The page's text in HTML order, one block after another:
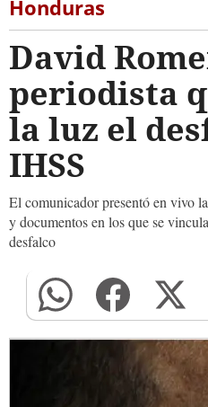
Honduras
David
periodista
la luz el
IHSS
El comunicador presentó en vivo
y documentos en los que se
desfalco